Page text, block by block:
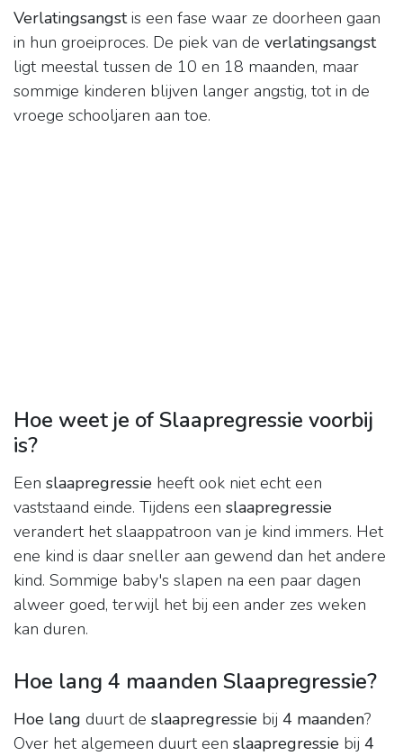
Verlatingsangstis een fase waar ze doorheen gaan
in hun groeiproces. De piek van de verlatingsangst
ligt meestal tussen de 10 en 18 maanden, maar
sommige kinderen blijven langer angstig, tot in de
vroege schooljaren aan toe.
Hoe weet je of Slaapregressie voorbij
is?
Een slaapregressie heeft ook niet echt een
vaststaand einde. Tijdens een slaapregressie
verandert het slaappatroon van je kind immers. Het
ene kind is daar sneller aan gewend dan het andere
kind. Sommige baby's slapen na een paar dagen
alweer goed, terwijl het bij een ander zes weken
kan duren.
Hoe lang 4 maanden Slaapregressie?
Hoe lang duurt de slaapregressie bij 4 maanden?
Over het algemeen duurt een slaapregressie bij 4